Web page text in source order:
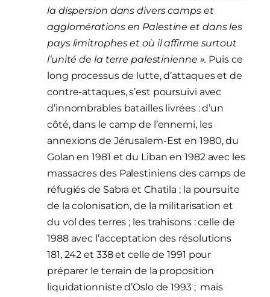
la dispersion dans divers camps et
agglomérations en Palestine et dans les
pays limitrophes et où il affirme surtout
l’unité de la terre palestinienne ». Puis ce
long processus de lutte, d’attaques et de
contre-attaques, s’est poursuivi avec
d’innombrables batailles livrées : d’un
côté, dans le camp de l’ennemi, les
annexions de Jérusalem-Est en 1980, du
Golan en 1981 et du Liban en 1982 avec les
massacres des Palestiniens des camps de
réfugiés de Sabra et Chatila ; la poursuite
de la colonisation, de la militarisation et
du vol des terres ; les trahisons : celle de
1988 avec l’acceptation des résolutions
181, 242 et 338 et celle de 1991 pour
préparer le terrain de la proposition
liquidationniste d’Oslo de 1993 ; mais